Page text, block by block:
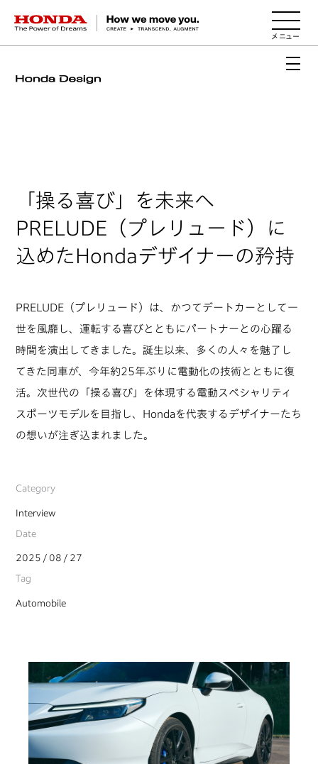
HONDA The Power of Dreams
「操る喜び」を未来へ
PRELUDE（プレリュード）に
込めた Hondaデザイナーの矜持
Category
Interview
Date
2025 / 08 / 27
Tag
Automobile
PRELUDE（プレリュード）は、かつてデートカーとして一
世を風靡し、運転する喜びとともにパートナーとの心躍る
時間を演出してきました。誕生以来、多くの人々を魅了し
てきた同車が、今年約25年ぶりに電動化の技術とともに復
活。次世代の「操る喜び」を体現する電動スペシャリティ
スポーツモデルを目指し、Hondaを代表するデザイナーたち
の想いが注ぎ込まれました。